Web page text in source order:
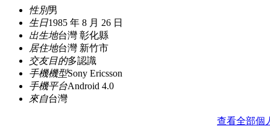
性別男
生日1985 年 8 月 26 日
出生地台灣 彰化縣
居住地台灣 新竹市
交友目的多認識
手機機型Sony Ericsson
手機平台Android 4.0
來自台灣
查看全部個